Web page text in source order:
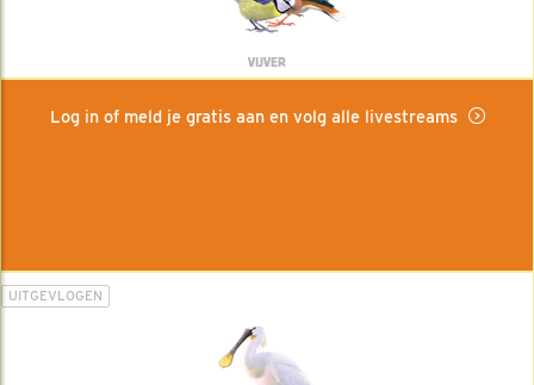
VIJVER
Log in of meld je gratis aan en volg alle livestreams
UITGEVLOGEN